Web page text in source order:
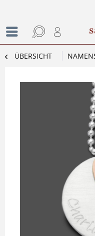
ÜBERSICHT